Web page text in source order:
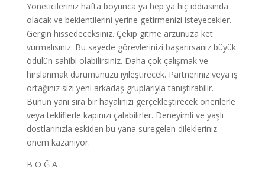
Yöneticileriniz hafta boyunca ya hep ya hiç iddiasında
olacak ve beklentilerini yerine getirmenizi isteyecekler.
Gergin hissedeceksiniz. Çekip gitme arzunuza ket
vurmalısınız. Bu sayede görevlerinizi başarırsanız büyük
ödülün sahibi olabilirsiniz. Daha çok çalışmak ve
hırslanmak durumunuzu iyileştirecek. Partneriniz veya iş
ortağınız sizi yeni arkadaş gruplarıyla tanıştırabilir.
Bunun yanı sıra bir hayalinizi gerçekleştirecek önerilerle
veya tekliflerle kapınızı çalabilirler. Deneyimli ve yaşlı
dostlarınızla eskiden bu yana süregelen dilekleriniz
önem kazanıyor.
B O Ğ A